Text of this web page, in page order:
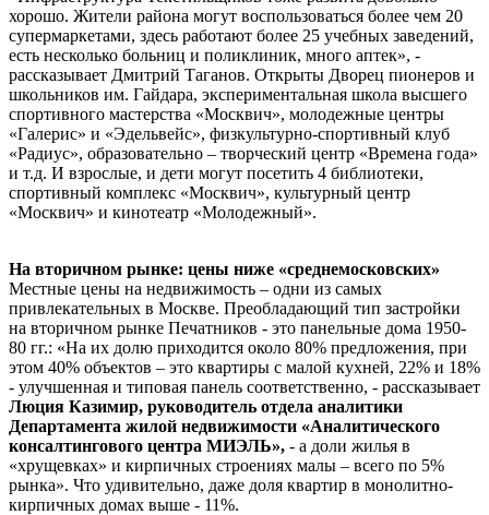
хорошо. Жители района могут воспользоваться более чем 20
супермаркетами, здесь работают более 25 учебных заведений,
есть несколько больниц и поликлиник, много аптек», -
рассказывает Дмитрий Таганов. Открыты Дворец пионеров и
школьников им. Гайдара, экспериментальная школа высшего
спортивного мастерства «Москвич», молодежные центры
«Галерис» и «Эдельвейс», физкультурно-спортивный клуб
«Радиус», образовательно – творческий центр «Времена года»
и т.д. И взрослые, и дети могут посетить 4 библиотеки,
спортивный комплекс «Москвич», культурный центр
«Москвич» и кинотеатр «Молодежный».
На вторичном рынке: цены ниже «среднемосковских»
Местные цены на недвижимость – одни из самых
привлекательных в Москве. Преобладающий тип застройки
на вторичном рынке Печатников - это панельные дома 1950-
80 гг.: «На их долю приходится около 80% предложения, при
этом 40% объектов – это квартиры с малой кухней, 22% и 18%
- улучшенная и типовая панель соответственно, - рассказывает
Люция Казимир, руководитель отдела аналитики
Департамента жилой недвижимости «Аналитического
консалтингового центра МИЭЛЬ», - а доли жилья в
«хрущевках» и кирпичных строениях малы – всего по 5%
рынка». Что удивительно, даже доля квартир в монолитно-
кирпичных домах выше - 11%.